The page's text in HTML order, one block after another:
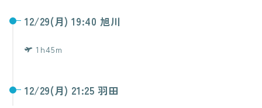
12/29(月) 19:40 旭川
1h45m
12/29(月) 21:25 羽田